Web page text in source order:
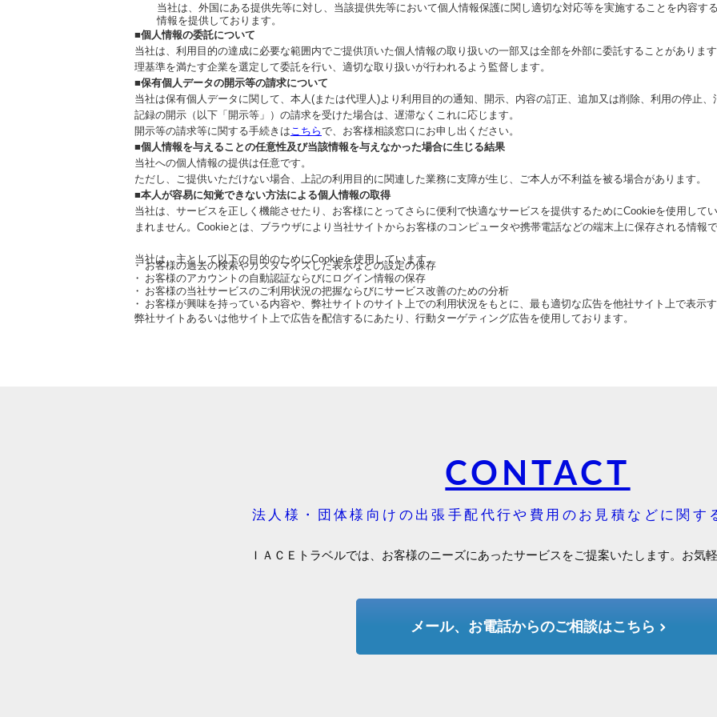
当社は、外国にある提供先等に対し、当該提供先等において個人情報保護に関し適切な対応等を実施することを内容す
情報を提供しております。
■個人情報の委託について
当社は、利用目的の達成に必要な範囲内でご提供頂いた個人情報の取り扱いの一部又は全部を外部に委託することがありま
理基準を満たす企業を選定して委託を行い、適切な取り扱いが行われるよう監督します。
■保有個人データの開示等の請求について
当社は保有個人データに関して、本人(または代理人)より利用目的の通知、開示、内容の訂正、追加又は削除、利用の停止
記録の開示（以下「開示等」）の請求を受けた場合は、遅滞なくこれに応じます。
開⽰等の請求等に関する⼿続きはこちらで、お客様相談窓口にお申し出ください。
■個人情報を与えることの任意性及び当該情報を与えなかった場合に生じる結果
当社への個人情報の提供は任意です。
ただし、ご提供いただけない場合、上記の利用目的に関連した業務に支障が生じ、ご本人が不利益を被る場合があります。
■本人が容易に知覚できない方法による個人情報の取得
当社は、サービスを正しく機能させたり、お客様にとってさらに便利で快適なサービスを提供するためにCookieを使用して
まれません。Cookieとは、ブラウザにより当社サイトからお客様のコンピュータや携帯電話などの端末上に保存される情報
当社は、主として以下の目的のためにCookieを使用しています。
お客様の過去の検索やカスタマイズした表示などの設定の保存
お客様のアカウントの自動認証ならびにログイン情報の保存
お客様の当社サービスのご利用状況の把握ならびにサービス改善のための分析
お客様が興味を持っている内容や、弊社サイトのサイト上での利用状況をもとに、最も適切な広告を他社サイト上で表示
弊社サイトあるいは他サイト上で広告を配信するにあたり、行動ターゲティング広告を使用しております。
CONTACT
法人様・団体様向けの出張手配代行や費用のお見積などに関す
ＩＡＣＥトラベルでは、お客様のニーズにあったサービスをご提案いたします。お気
メール、お電話からのご相談はこちら